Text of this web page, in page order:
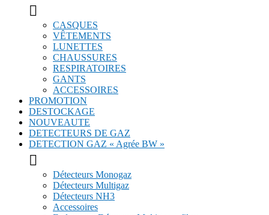

CASQUES
VÊTEMENTS
LUNETTES
CHAUSSURES
RESPIRATOIRES
GANTS
ACCESSOIRES
PROMOTION
DESTOCKAGE
NOUVEAUTE
DETECTEURS DE GAZ
DETECTION GAZ « Agrée BW »

Détecteurs Monogaz
Détecteurs Multigaz
Détecteurs NH3
Accessoires